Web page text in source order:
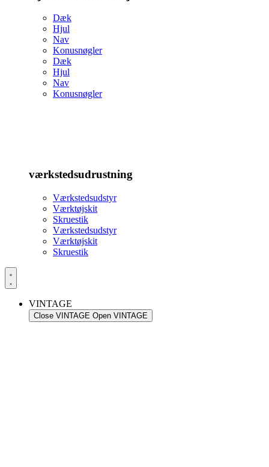
Dæk
Hjul
Nav
Konusnøgler
Dæk
Hjul
Nav
Konusnøgler
værkstedsudrustning
Værkstedsudstyr
Værktøjskit
Skruestik
Værkstedsudstyr
Værktøjskit
Skruestik
VINTAGE
Close VINTAGE Open VINTAGE